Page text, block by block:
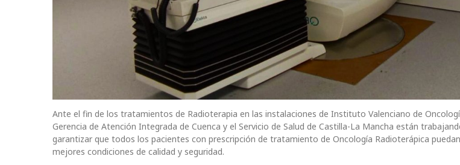
Ante el fin de los tratamientos de Radioterapia en las instalaciones de Instituto Valenciano de
Gerencia de Atención Integrada de Cuenca y el Servicio de Salud de Castilla-La Mancha están
garantizar que todos los pacientes con prescripción de tratamiento de Oncología Radioterápica
mejores condiciones de calidad y seguridad.